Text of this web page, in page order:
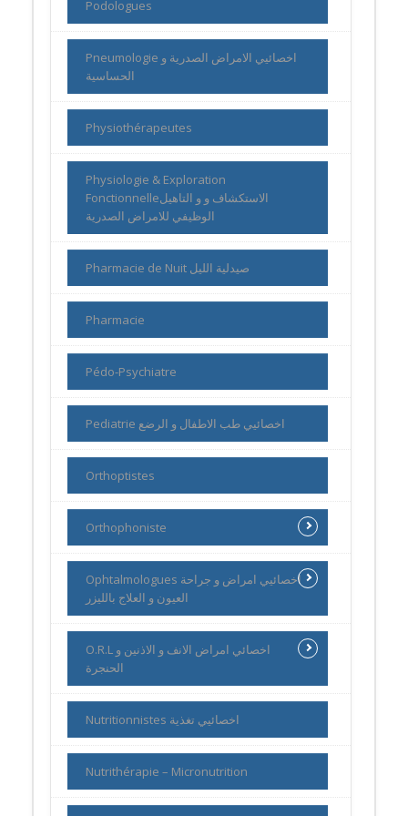
Podologues
Pneumologie اخصائيي الامراض الصدرية و
الحساسية
Physiothérapeutes
Physiologie & Exploration
Fonctionnelleالاستكشاف و و التاهيل
الوظيفي للامراض الصدرية
Pharmacie de Nuit صيدلية الليل
Pharmacie
Pédo-Psychiatre
Pediatrie اخصائيي طب الاطفال و الرضع
Orthoptistes
Orthophoniste
Ophtalmologues اخصائيي امراض و جراحة
العيون و العلاج بالليزر
O.R.L اخصائي امراض الانف و الاذنين و
الحنجرة
Nutritionnistes اخصائيي تغذية
Nutrithérapie – Micronutrition